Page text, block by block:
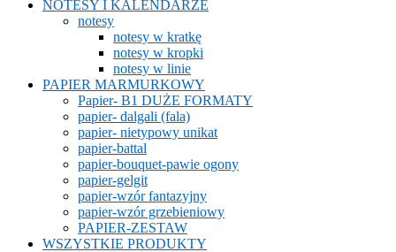
NOTESY I KALENDARZE
notesy
notesy w kratkę
notesy w kropki
notesy w linie
PAPIER MARMURKOWY
Papier- B1 DUŻE FORMATY
papier- dalgali (fala)
papier- nietypowy unikat
papier-battal
papier-bouquet-pawie ogony
papier-gelgit
papier-wzór fantazyjny
papier-wzór grzebieniowy
PAPIER-ZESTAW
WSZYSTKIE PRODUKTY